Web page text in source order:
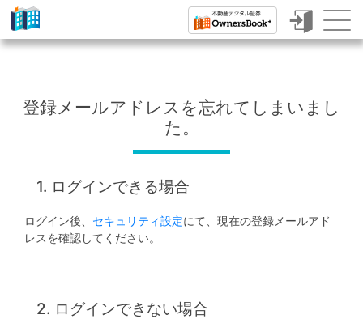
ク
ウ
ド
デ
登録メールアドレスを忘れてしまいまし
た。
1. ログインできる場合
ログイン後、 セキュリティ設定にて、現在の登録メールアド
レスを確認してください。
2. ログインできない場合